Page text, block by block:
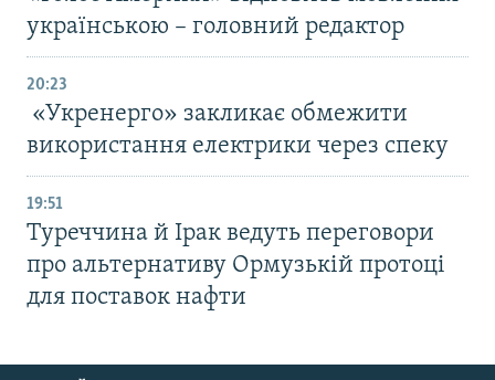
українською – головний редактор
20:23
«Укренерго» закликає обмежити
використання електрики через спеку
19:51
Туреччина й Ірак ведуть переговори
про альтернативу Ормузькій протоці
для поставок нафти